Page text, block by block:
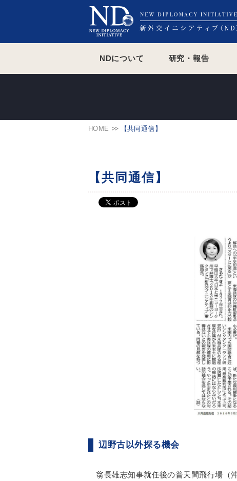
NDについて 研究・報告
HOME 【共同通信】
【共同通信】
辺野古以外探る機会
翁長雄志知事就任後の普天間飛行場（